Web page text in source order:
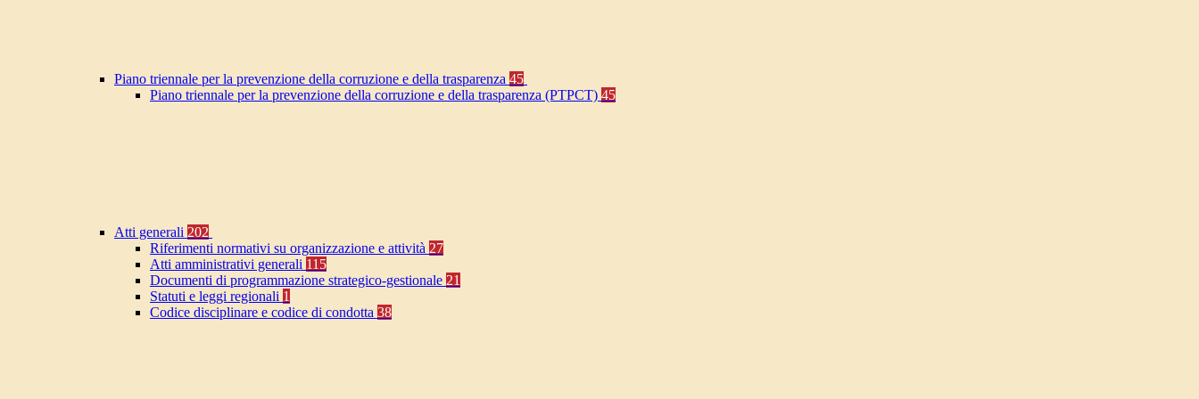
Piano triennale per la prevenzione della corruzione e della trasparenza 45
Piano triennale per la prevenzione della corruzione e della trasparenza (PTPCT) 45
Atti generali 202
Riferimenti normativi su organizzazione e attività 27
Atti amministrativi generali 115
Documenti di programmazione strategico-gestionale 21
Statuti e leggi regionali 1
Codice disciplinare e codice di condotta 38